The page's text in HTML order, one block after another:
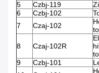
5
Czbj-119
6
Czbj-102
7
Czaj-102
8 Czaj-102R
9 Czbj-101